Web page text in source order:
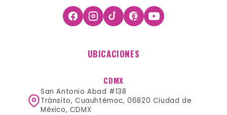
UBICACIONES
CDMX
San Antonio Abad #138
Tránsito, Cuauhtémoc, 06820 Ciudad de
México, CDMX